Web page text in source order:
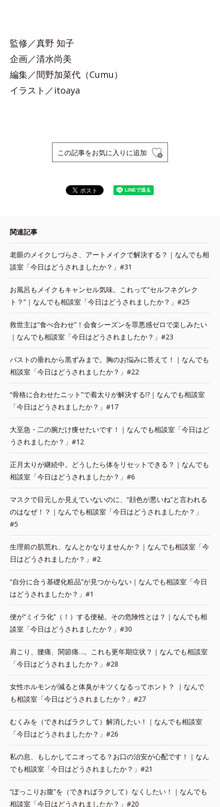
監修／真野 知子
企画／清水尚美
編集／間野加菜代（Cumu）
イラスト／itoaya
この記事をお気に入りに追加
関連記事
老眼のメイクしづらさ、アートメイクで解決する？｜なんでも相
談室「今日はどうされましたか？」#31
お風呂もメイクもキャンセル気味。これって“セルフネグレク
ト？”｜なんでも相談室「今日はどうされましたか？」#25
救世主は“食べ合わせ”！会食シーズンを罪悪感ゼロで楽しみたい
｜なんでも相談室「今日はどうされましたか？」#23
バストの垂れから黒ずみまで。胸のお悩みに答えて！｜なんでも
相談室「今日はどうされましたか？」#22
“骨格に合わせたニット”で着太りが解決する!?｜なんでも相談室
「今日はどうされましたか？」#17
大至急・二の腕だけ痩せたいです！｜なんでも相談室「今日はど
うされましたか？」#12
正月太りが継続中。どうしたら体をリセットできる？｜なんでも
相談室「今日はどうされましたか？」#6
マスクで目元しか見えていないのに、“顔色が悪いね”と言われる
のはなぜ！？｜なんでも相談室「今日はどうされましたか？」
#5
生理前の肌荒れ、なんとかなりませんか？｜なんでも相談室「今
日はどうされましたか？」#2
“自分に合う基礎化粧品”が見つからない｜なんでも相談室「今日
はどうされましたか？」#1
便が“ミイラ化”（！）する便秘。その危険性とは？｜なんでも相
談室「今日はどうされましたか？」#30
肩こり、腰痛、関節痛…。これも更年期症状？｜なんでも相談室
「今日はどうされましたか？」#28
女性ホルモンが減ると体臭がキツくなるってホント？ ｜なんで
も相談室「今日はどうされましたか？」#27
むくみを（できればラクして）解消したい！｜なんでも相談室
「今日はどうされましたか？」#26
私の息、もしかしてニオってる？お口の治安が心配です！｜なん
でも相談室「今日はどうされましたか？」#21
“ぽっこりお腹”を（できればラクして）なくしたい！｜なんでも
相談室「今日はどうされましたか？」#20